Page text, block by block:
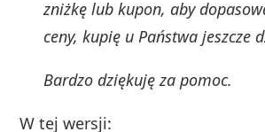
zniżkę lub kupon, aby
ceny, kupię u Państwa jeszcze
Bardzo dziękuję za pomoc.
W tej wersji: